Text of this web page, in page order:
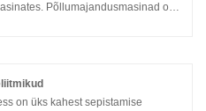
Põllumajandusmasinad on
olulisi omadusi. Eelkõige on
tootmine kiirendanud
on üks kahest sepistamise